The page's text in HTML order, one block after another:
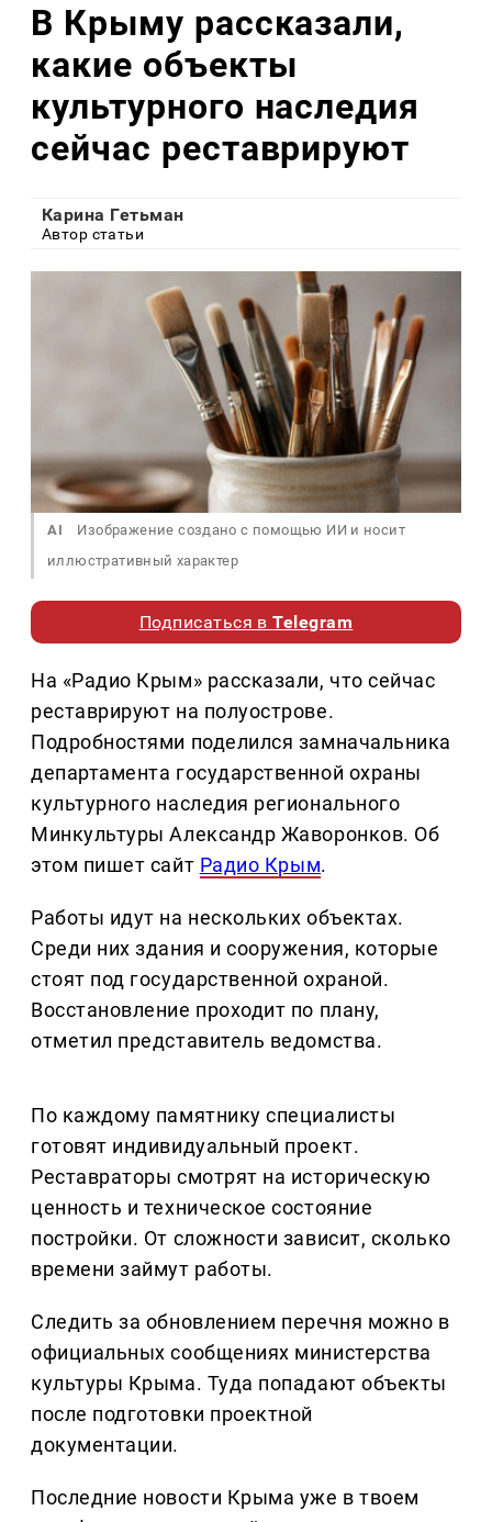
В Крыму рассказали,
какие объекты
культурного наследия
сейчас реставрируют
Карина Гетьман
Автор статьи
AI
Изображение создано с помощью ИИ и носит
иллюстративный характер
Подписаться вTelegram
На «Радио Крым» рассказали, что сейчас
реставрируют на полуострове.
Подробностями поделился замначальника
департамента государственной охраны
культурного наследия регионального
Минкультуры Александр Жаворонков. Об
этом пишет сайт Радио Крым.
Работы идут на нескольких объектах.
Среди них здания и сооружения, которые
стоят под государственной охраной.
Восстановление проходит по плану,
отметил представитель ведомства.
По каждому памятнику специалисты
готовят индивидуальный проект.
Реставраторы смотрят на историческую
ценность и техническое состояние
постройки. От сложности зависит, сколько
времени займут работы.
Следить за обновлением перечня можно в
официальных сообщениях министерства
культуры Крыма. Туда попадают объекты
после подготовки проектной
документации.
Последние новости Крыма уже в твоем